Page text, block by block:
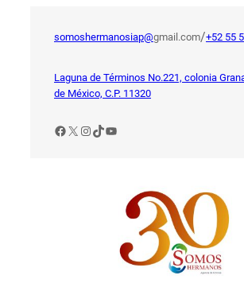
somoshermanosiap@gmail.com/+52 55
Laguna de Términos No.221, colonia
de México, C.P. 11320
Facebook
X Instagram
TikTok
YouTube